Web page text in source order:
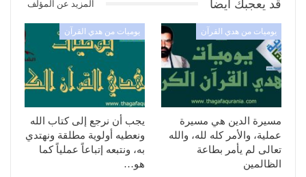
قد يعجبك ايضا المزيد عن المؤلف
يوميات من هدي القرآن
مسيرة الدين هي مسيرة
عملية، والأمر كله لله، والله
تعالى لم يأمر بطاعة
الظالمين
يوميات من هدي القرآن
يجب أن نرجع إلى كتاب الله
ونعطيه أولوية مطلقة ونهتدي
به، ونتبعه إتباعاً عملياً كما
هو…